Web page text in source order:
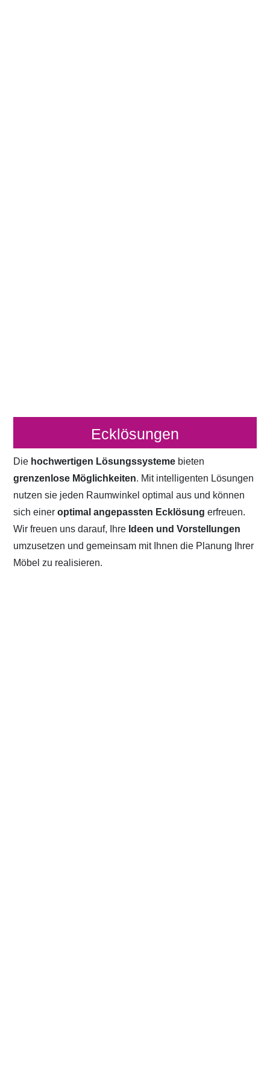
Ecklösungen
Die hochwertigen Lösungssysteme bieten
grenzenlose Möglichkeiten. Mit intelligenten Lösungen
nutzen sie jeden Raumwinkel optimal aus und können
sich eineroptimal angepassten Ecklösung erfreuen.
Wir freuen uns darauf, Ihre Ideen und Vorstellungen
umzusetzen und gemeinsam mit Ihnen die Planung Ihrer
Möbel zu realisieren.